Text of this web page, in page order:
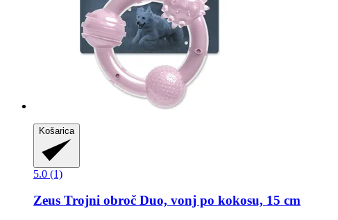
Košarica
5.0 (1)
Zeus Trojni obroč Duo, vonj po kokosu, 15 cm